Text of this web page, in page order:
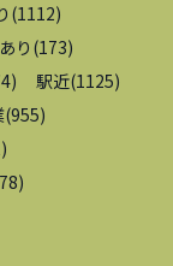
(1112)
り (173)
) 駅近(1125)
(955)
)
)